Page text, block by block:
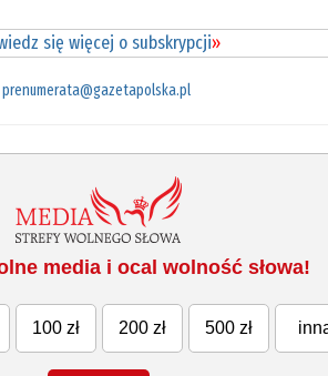
się więcej o subskrypcji»
prenumerata@gazetapolska.pl
media i ocal wolność słowa!
100 zł 200 zł 500 zł